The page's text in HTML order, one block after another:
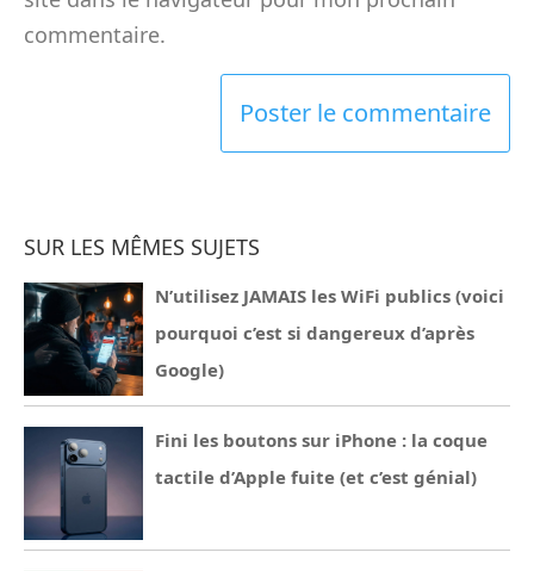
commentaire.
SUR LES MÊMES SUJETS
N’utilisez JAMAIS les WiFi publics (voici
pourquoi c’est si dangereux d’après
Google)
Fini les boutons sur iPhone : la coque
tactile d’Apple fuite (et c’est génial)